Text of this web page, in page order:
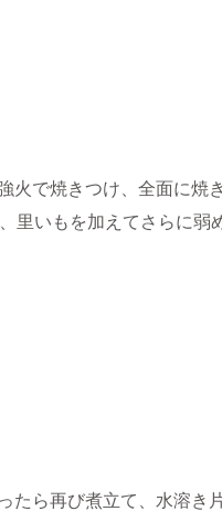
火で焼きつけ、全面に
里いもを加えてさらに弱
たら再び煮立て、水溶き